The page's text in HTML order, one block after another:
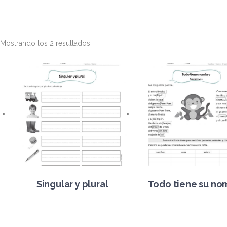
Mostrando los 2 resultados
Singular y plural Todo tiene su